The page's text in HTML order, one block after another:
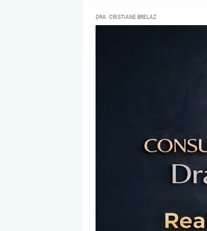
DRA. CRISTIANE BRELAZ